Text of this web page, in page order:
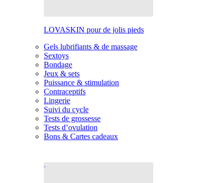
LOVASKIN pour de jolis pieds
Gels lubrifiants & de massage
Sextoys
Bondage
Jeux & sets
Puissance & stimulation
Contraceptifs
Lingerie
Suivi du cycle
Tests de grossesse
Tests d’ovulation
Bons & Cartes cadeaux